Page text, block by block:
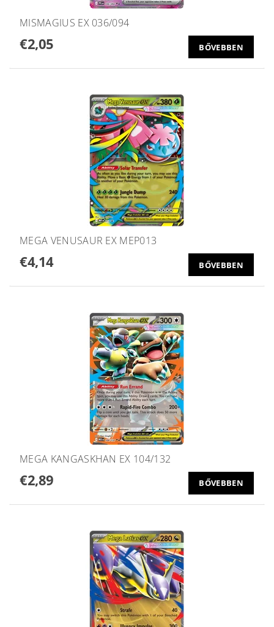
MISMAGIUS EX 036/094
€2,05 BŐVEBBEN
MEGA VENUSAUR EX MEP013
€4,14 BŐVEBBEN
MEGA KANGASKHAN EX 104/132
€2,89 BŐVEBBEN